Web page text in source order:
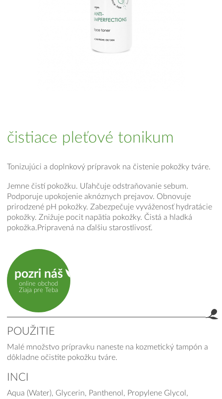
čistiace pleťové tonikum
Tonizujúci a doplnkový prípravok na čistenie pokožky tváre.
Jemne čistí pokožku. Uľahčuje odstraňovanie sebum.
Podporuje upokojenie aknóznych prejavov. Obnovuje
prirodzené pH pokožky. Zabezpečuje vyváženosť hydratácie
pokožky. Znižuje pocit napätia pokožky. Čistá a hladká
pokožka.Pripravená na ďalšiu starostlivosť.
pozri náš
online obchod
Ziaja pre Teba
POUŽITIE
Malé množstvo prípravku naneste na kozmetický tampón a
dôkladne očistite pokožku tváre.
INCI
Aqua (Water), Glycerin, Panthenol, Propylene Glycol,